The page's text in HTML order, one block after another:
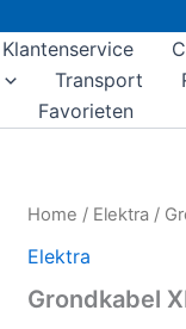
Klantenservice
Transport
Favorieten
Home / Elektra /
Elektra
Grondkabel
Grondkabel
AS
3